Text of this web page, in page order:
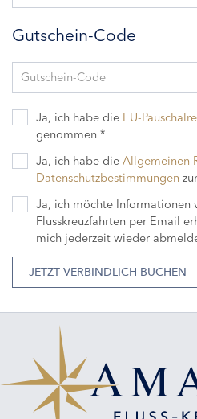
Gutschein-Code
Gutschein-Code
Ja, ich habe die EU-
genommen *
Ja, ich habe die Allgemeinen
Datenschutzbestimmungen
Ja, ich möchte Informationen
Flusskreuzfahrten per Email
mich jederzeit wieder
JETZT VERBINDLICH BUCHEN